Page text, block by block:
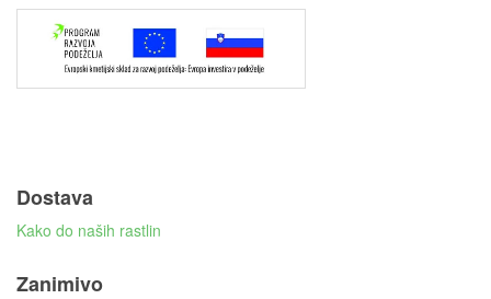
Dostava
Kako do naših rastlin
Zanimivo